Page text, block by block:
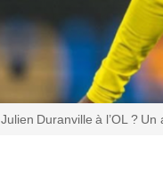
Julien Duranville à l’OL ?